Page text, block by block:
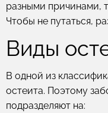
разными причинами,
Чтобы не путаться,
Виды
В одной из
остеита. Поэтому
подразделяют на: